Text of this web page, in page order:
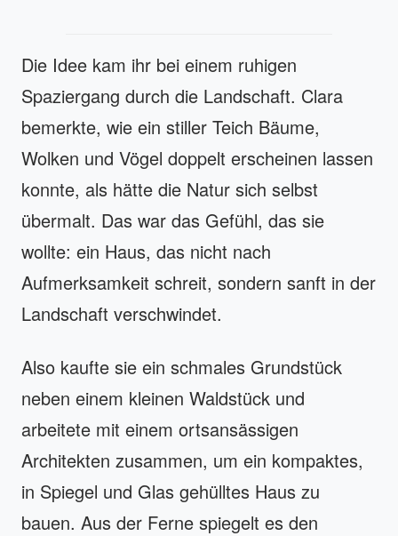
Die Idee kam ihr bei einem ruhigen
Spaziergang durch die Landschaft. Clara
bemerkte, wie ein stiller Teich Bäume,
Wolken und Vögel doppelt erscheinen lassen
konnte, als hätte die Natur sich selbst
übermalt. Das war das Gefühl, das sie
wollte: ein Haus, das nicht nach
Aufmerksamkeit schreit, sondern sanft in der
Landschaft verschwindet.
Also kaufte sie ein schmales Grundstück
neben einem kleinen Waldstück und
arbeitete mit einem ortsansässigen
Architekten zusammen, um ein kompaktes,
in Spiegel und Glas gehülltes Haus zu
bauen. Aus der Ferne spiegelt es den